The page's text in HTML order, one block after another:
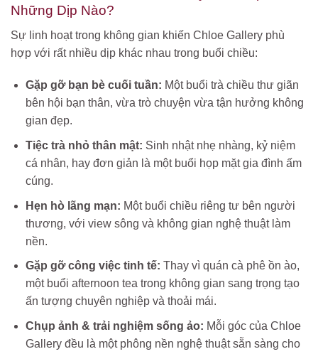
Những Dịp Nào?
Sự linh hoạt trong không gian khiến Chloe Gallery phù
hợp với rất nhiều dịp khác nhau trong buổi chiều:
Gặp gỡ bạn bè cuối tuần: Một buổi trà chiều thư giãn
bên hội bạn thân, vừa trò chuyện vừa tận hưởng không
gian đẹp.
Tiệc trà nhỏ thân mật: Sinh nhật nhẹ nhàng, kỷ niệm
cá nhân, hay đơn giản là một buổi họp mặt gia đình ấm
cúng.
Hẹn hò lãng mạn: Một buổi chiều riêng tư bên người
thương, với view sông và không gian nghệ thuật làm
nền.
Gặp gỡ công việc tinh tế: Thay vì quán cà phê ồn ào,
một buổi afternoon tea trong không gian sang trọng tạo
ấn tượng chuyên nghiệp và thoải mái.
Chụp ảnh & trải nghiệm sống ảo: Mỗi góc của Chloe
Gallery đều là một phông nền nghệ thuật sẵn sàng cho